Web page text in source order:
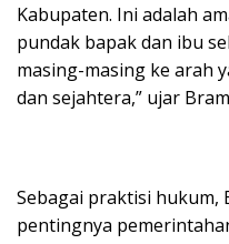
Kabupaten. Ini adalah
pundak bapak dan ibu
masing-masing ke arah
dan sejahtera,” ujar
Sebagai praktisi hukum,
pentingnya